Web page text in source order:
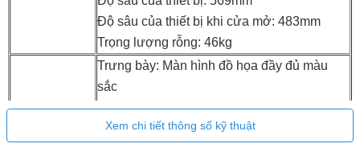
Độ sâu của thiết bị khi cửa mở: 483mm
Trọng lượng rỗng: 46kg
Hiển thị và
Trưng bày: Màn hình đồ họa đầy đủ màu
sắc
Kiểm soát: Màn hình cảm ứng với
CircleSlider
Xem chi tiết thông số kỹ thuật